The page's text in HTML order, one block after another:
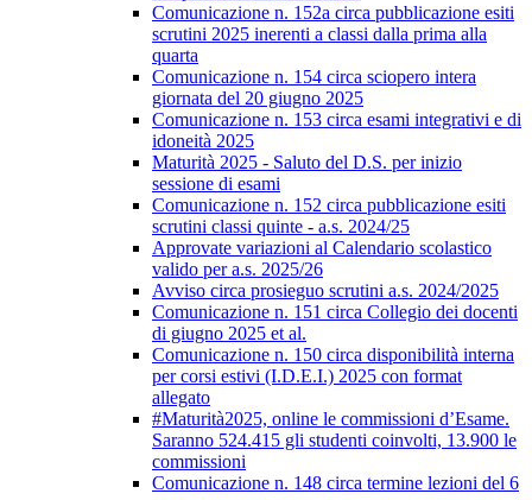
Comunicazione n. 152a circa pubblicazione esiti
scrutini 2025 inerenti a classi dalla prima alla
quarta
Comunicazione n. 154 circa sciopero intera
giornata del 20 giugno 2025
Comunicazione n. 153 circa esami integrativi e di
idoneità 2025
Maturità 2025 - Saluto del D.S. per inizio
sessione di esami
Comunicazione n. 152 circa pubblicazione esiti
scrutini classi quinte - a.s. 2024/25
Approvate variazioni al Calendario scolastico
valido per a.s. 2025/26
Avviso circa prosieguo scrutini a.s. 2024/2025
Comunicazione n. 151 circa Collegio dei docenti
di giugno 2025 et al.
Comunicazione n. 150 circa disponibilità interna
per corsi estivi (I.D.E.I.) 2025 con format
allegato
#Maturità2025, online le commissioni d’Esame.
Saranno 524.415 gli studenti coinvolti, 13.900 le
commissioni
Comunicazione n. 148 circa termine lezioni del 6